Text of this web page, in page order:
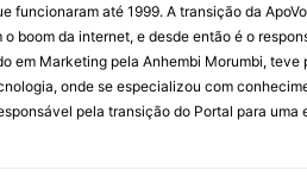
funcionaram até 1999. A transição da
boom da internet, e desde então é o
em Marketing pela Anhembi Morumbi, teve
onde se especializou com
pela transição do Portal para uma